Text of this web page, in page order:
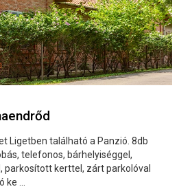
Ligetben található a Panzió. 8db
telefonos, bárhelyiséggel,
kerttel, zárt parkolóval
ke ...